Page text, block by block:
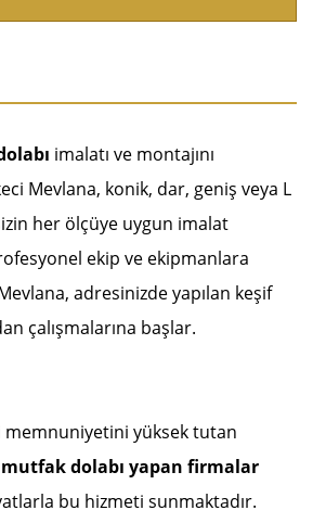
imalatı ve montajını
Mevlana, konik, dar, geniş veya L
her ölçüye uygun imalat
ekip ve ekipmanlara
adresinizde yapılan keşif
çalışmalarına başlar.
yüksek tutan
dolabı yapan firmalar
bu hizmeti sunmaktadır.